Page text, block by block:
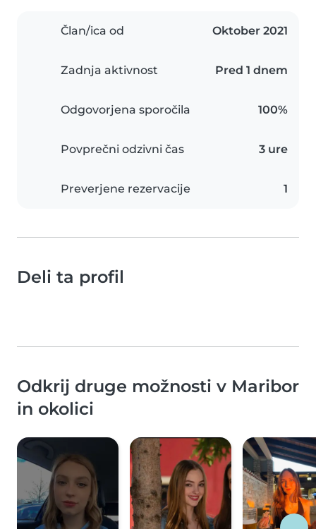
Član/ica od Oktober 2021
Zadnja aktivnost Pred 1 dnem
Odgovorjena sporočila 100%
Povprečni odzivni čas 3 ure
Preverjene rezervacije 1
Deli ta profil
Odkrij druge možnosti v Maribor
in okolici